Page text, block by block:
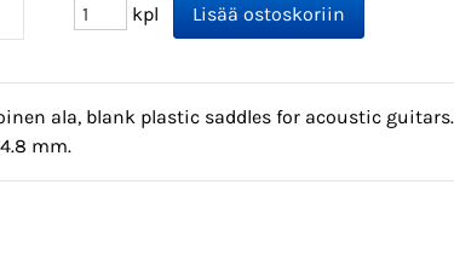
kpl
ala, blank plastic saddles for acoustic guitars.
mm.